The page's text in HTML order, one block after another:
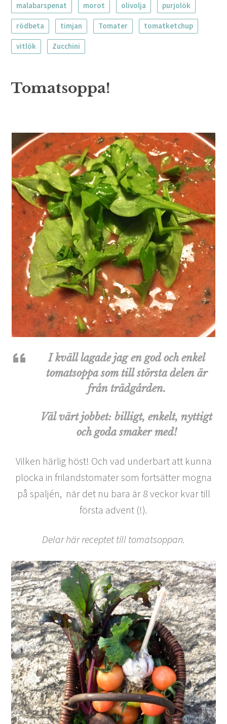
malabarspenat morot olivolja purjolök
rödbeta timjan Tomater tomatketchup
vitlök Zucchini
Tomatsoppa!
I kväll lagade jag en god och enkel
tomatsoppa som till största delen är
från trädgården.
Väl värt jobbet: billigt, enkelt, nyttigt
och goda smaker med!
Vilken härlig höst! Och vad underbart att kunna
plocka in frilandstomater som fortsätter mogna
på spaljén, när det nu bara är 8 veckor kvar till
första advent (!).
Delar här receptet till tomatsoppan.